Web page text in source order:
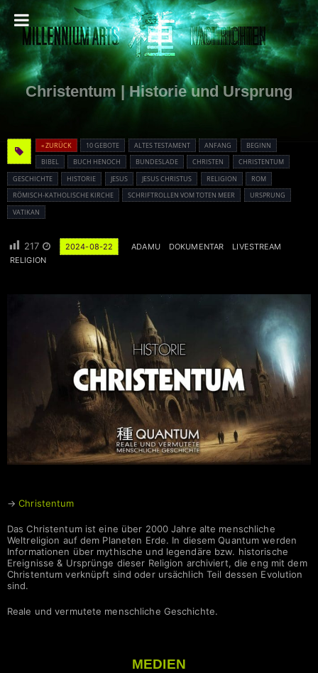
Christentum | Historie und Ursprung
« ZURÜCK 10 GEBOTE ALTES TESTAMENT ANFANG
BEGINN
BIBEL
BUCH HENOCH BUNDESLADE CHRISTEN
CHRISTENTUM
GESCHICHTE
HISTORIE JESUS JESUS CHRISTUS RELIGION
ROM
RÖMISCH-KATHOLISCHE KIRCHE
SCHRIFTROLLEN VOM TOTEN MEER
URSPRUNG
VATIKAN
217 2024-08-22 ADAMU DOKUMENTAR
LIVESTREAM
RELIGION
→Christentum
Das Christentum ist eine über 2000 Jahre alte menschliche
Weltreligion auf dem Planeten Erde. In diesem Quantum werden
Informationen über mythische und legendäre bzw. historische
Ereignisse & Ursprünge dieser Religion archiviert, die eng mit dem
Christentum verknüpft sind oder ursächlich Teil dessen Evolution
sind.
Reale und vermutete menschliche Geschichte.
MEDIEN